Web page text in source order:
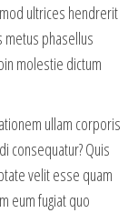
ultrices hendrerit
metus phasellus
molestie dictum
ullam corporis
consequatur? Quis
velit esse quam
eum fugiat quo